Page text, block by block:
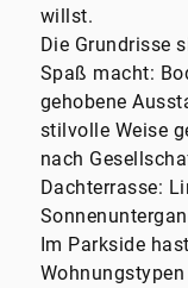
willst.
Die Grundrisse
Spaß macht:
gehobene
stilvolle Weise
nach
Dachterrasse:
Im Parkside